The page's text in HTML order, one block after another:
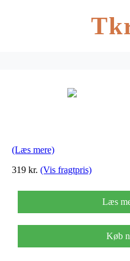
(Læs mere)
319 kr. (Vis fragtpris)
Læs
Køb